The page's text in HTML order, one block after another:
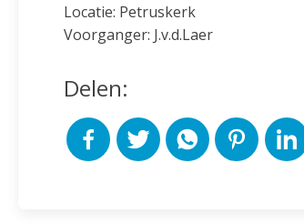
Locatie: Petruskerk
Voorganger: J.v.d.Laer
Delen: